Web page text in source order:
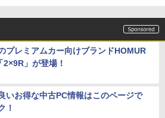
プレミアムカー向けブランドHOMUR
2×9R」が登場！
いお得な中古PC情報はこのページで
！